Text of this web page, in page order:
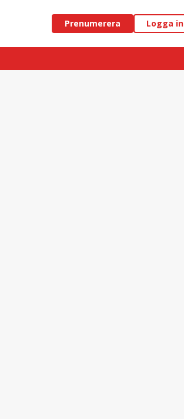
Prenumerera Logga in